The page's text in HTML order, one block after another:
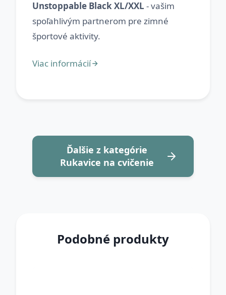
Unstoppable Black XL/XXL - vašim
spoľahlivým partnerom pre zimné
Ďalšie z kategórie
Rukavice na cvičenie
Podobné produkty